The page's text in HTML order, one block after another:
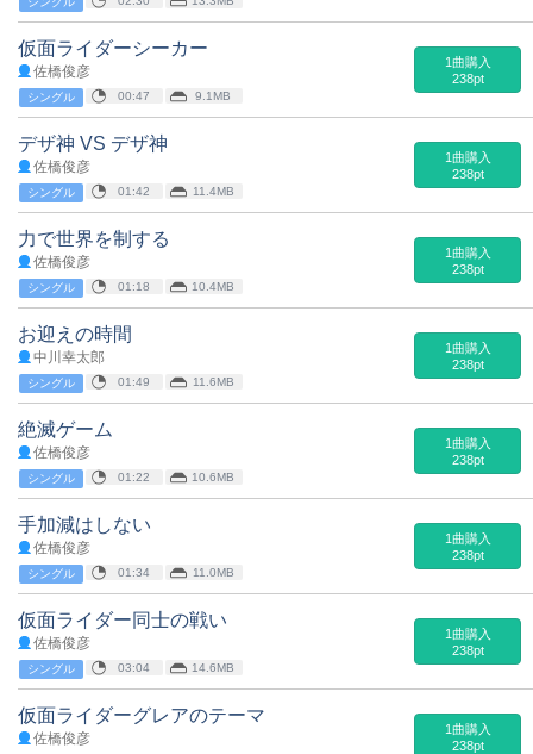
仮面ライダーシーカー
佐橋俊彦
シングル 00:47 9.1MB
1曲購入
238pt
デザ神 VS デザ神
佐橋俊彦
シングル 01:42 11.4MB
1曲購入
238pt
力で世界を制する
佐橋俊彦
シングル 01:18 10.4MB
1曲購入
238pt
お迎えの時間
中川幸太郎
シングル 01:49 11.6MB
1曲購入
238pt
絶滅ゲーム
佐橋俊彦
シングル 01:22 10.6MB
1曲購入
238pt
手加減はしない
佐橋俊彦
シングル 01:34 11.0MB
1曲購入
238pt
仮面ライダー同士の戦い
佐橋俊彦
シングル 03:04 14.6MB
1曲購入
238pt
仮面ライダーグレアのテーマ
佐橋俊彦
1曲購入
238pt